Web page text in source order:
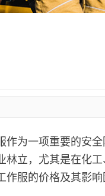
作为一项重要的安
林立，尤其是在化
服的价格及其影